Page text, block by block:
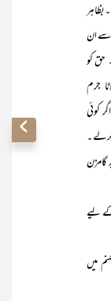
سے ان
حق کو
جرم
کوئی
۔
لیے
میں